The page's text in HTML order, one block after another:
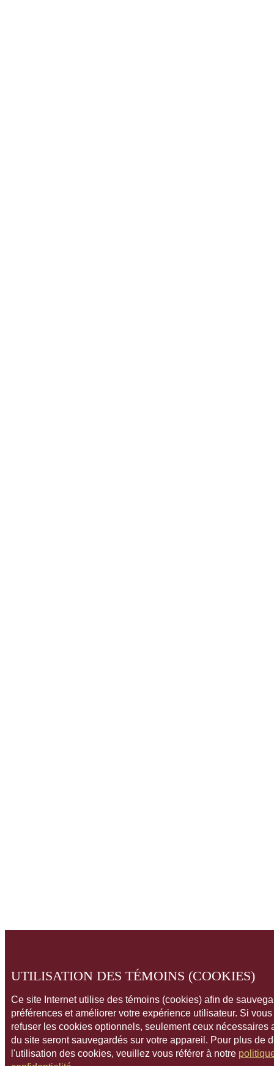
UTILISATION DES TÉMOINS (COOKIES)
Ce site Internet utilise des témoins (cookies) afin de
préférences et améliorer votre expérience utilisateur. Si
refuser les cookies optionnels, seulement ceux nécessaires
du site seront sauvegardés sur votre appareil. Pour plus de
l'utilisation des cookies, veuillez vous référer à notre